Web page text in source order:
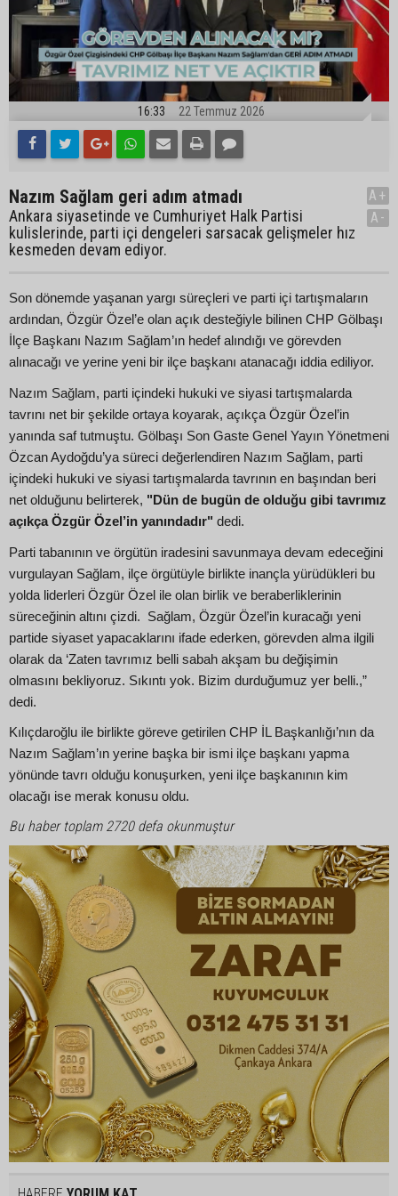
16:33 22 Temmuz 2026
Nazım Sağlam geri adım atmadı
Ankara siyasetinde ve Cumhuriyet Halk Partisi
kulislerinde, parti içi dengeleri sarsacak gelişmeler hız
kesmeden devam ediyor.
A+
A-
Son dönemde yaşanan yargı süreçleri ve parti içi tartışmaların
ardından, Özgür Özel’e olan açık desteğiyle bilinen CHP Gölbaşı
İlçe Başkanı Nazım Sağlam’ın hedef alındığı ve görevden
alınacağı ve yerine yeni bir ilçe başkanı atanacağı iddia ediliyor.
Nazım Sağlam, parti içindeki hukuki ve siyasi tartışmalarda
tavrını net bir şekilde ortaya koyarak, açıkça Özgür Özel’in
yanında saf tutmuştu. Gölbaşı Son Gaste Genel Yayın Yönetmeni
Özcan Aydoğdu’ya süreci değerlendiren Nazım Sağlam, parti
içindeki hukuki ve siyasi tartışmalarda tavrının en başından beri
net olduğunu belirterek, "Dün de bugün de olduğu gibi tavrımız
açıkça Özgür Özel’in yanındadır" dedi.
Parti tabanının ve örgütün iradesini savunmaya devam edeceğini
vurgulayan Sağlam, ilçe örgütüyle birlikte inançla yürüdükleri bu
yolda liderleri Özgür Özel ile olan birlik ve beraberliklerinin
süreceğinin altını çizdi. Sağlam, Özgür Özel’in kuracağı yeni
partide siyaset yapacaklarını ifade ederken, görevden alma ilgili
olarak da ‘Zaten tavrımız belli sabah akşam bu değişimin
olmasını bekliyoruz. Sıkıntı yok. Bizim durduğumuz yer belli.,”
dedi.
Kılıçdaroğlu ile birlikte göreve getirilen CHP İL Başkanlığı’nın da
Nazım Sağlam’ın yerine başka bir ismi ilçe başkanı yapma
yönünde tavrı olduğu konuşurken, yeni ilçe başkanının kim
olacağı ise merak konusu oldu.
Bu haber toplam 2720 defa okunmuştur